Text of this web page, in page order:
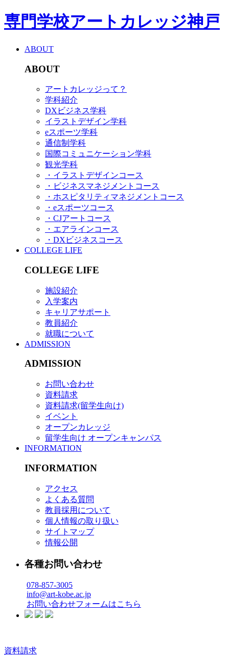
専門学校アートカレッジ神戸
ABOUT
ABOUT
アートカレッジって？
学科紹介
DXビジネス学科
イラストデザイン学科
eスポーツ学科
通信制学科
国際コミュニケーション学科
観光学科
・イラストデザインコース
・ビジネスマネジメントコース
・ホスピタリティマネジメントコース
・eスポーツコース
・CJアートコース
・エアラインコース
・DXビジネスコース
COLLEGE LIFE
COLLEGE LIFE
施設紹介
入学案内
キャリアサポート
教員紹介
就職について
ADMISSION
ADMISSION
お問い合わせ
資料請求
資料請求(留学生向け)
イベント
オープンカレッジ
留学生向け オープンキャンパス
INFORMATION
INFORMATION
アクセス
よくある質問
教員採用について
個人情報の取り扱い
サイトマップ
情報公開
各種お問い合わせ
078-857-3005
info@art-kobe.ac.jp
お問い合わせフォームはこちら
資料請求